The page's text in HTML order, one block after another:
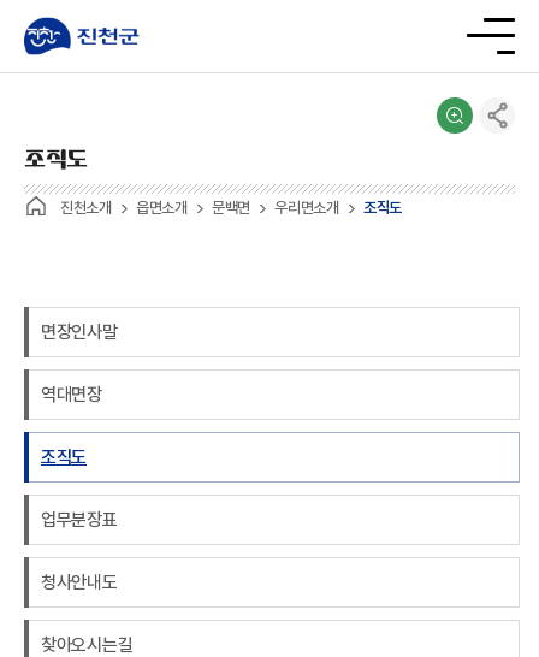
진천소개 읍면소개 문백면 우리면소개 조직도
조직도
면장인사말
역대면장
조직도
업무분장표
청사안내도
찾아오시는길